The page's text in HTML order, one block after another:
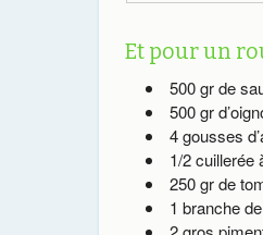
Et pour un
500 gr de
500 gr
4 gousses
1/2 cuillerée
250 gr de
1 branche